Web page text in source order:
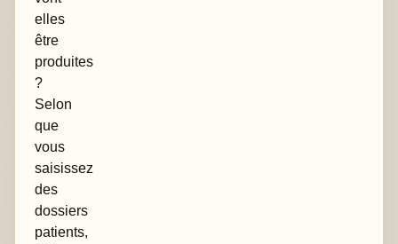
elles
être
produites
?
Selon
que
vous
saisissez
des
dossiers
patients,